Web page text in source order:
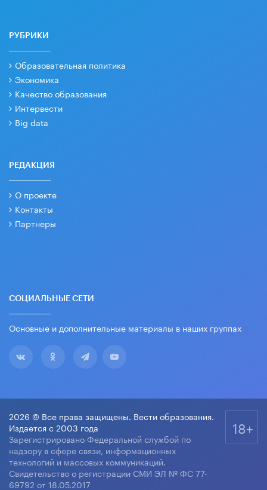
РУБРИКИ
Образовательная политика
Экономика
Качество образования
Интервести
Big data
РЕДАКЦИЯ
О проекте
Контакты
Партнеры
СОЦИАЛЬНЫЕ СЕТИ
Основные и дополнительные материалы в наших группах
2026 © Все права защищены. Вести образования.
Издается с 2003 года
Зарегистрировано Федеральной службой по
надзору в сфере связи, информационных
технологий и массовых коммуникаций.
Свидетельство о регистрации СМИ ЭЛ № ФС 77-
69792 от 18.05.2017
18+